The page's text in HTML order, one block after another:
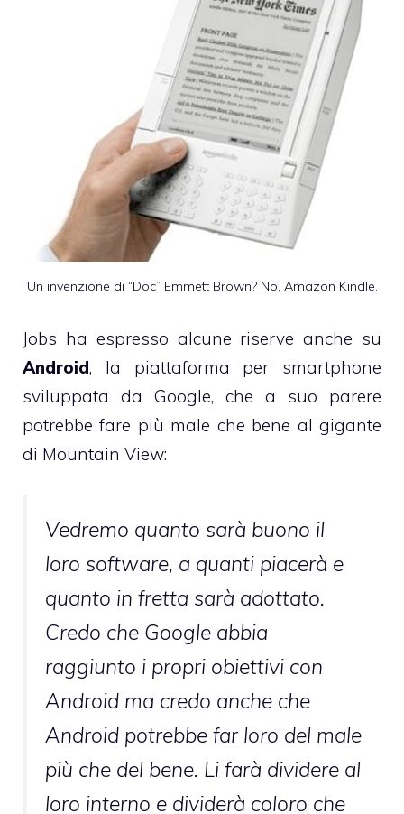
Un invenzione di “Doc” Emmett Brown? No, Amazon Kindle.
Jobs ha espresso alcune riserve anche su
Android, la piattaforma per smartphone
sviluppata da Google, che a suo parere
potrebbe fare più male che bene al gigante
di Mountain View:
Vedremo quanto sarà buono il
loro software, a quanti piacerà e
quanto in fretta sarà adottato.
Credo che Google abbia
raggiunto i propri obiettivi con
Android ma credo anche che
Android potrebbe far loro del male
più che del bene. Li farà dividere al
loro interno e dividerà coloro che